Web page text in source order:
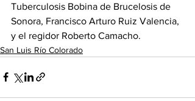
Tuberculosis Bobina de Brucelosis de
Sonora, Francisco Arturo Ruiz Valencia,
y el regidor Roberto Camacho.
San Luis Río Colorado